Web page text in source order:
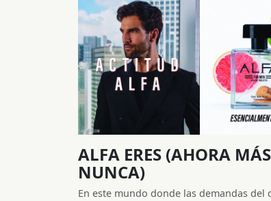
ALFA ERES (AHORA
NUNCA)
En este mundo donde las demandas del